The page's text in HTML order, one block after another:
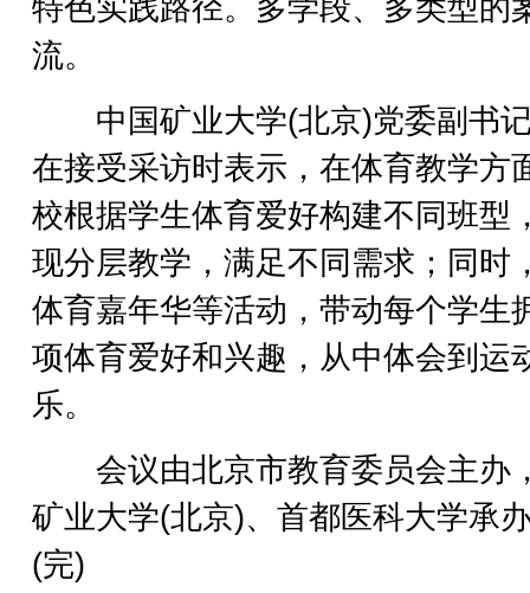
特色实践路径。多学段、多类型的
流。
中国矿业大学(北京)党委副书
在接受采访时表示，在体育教学方
校根据学生体育爱好构建不同班型
现分层教学，满足不同需求；同时
体育嘉年华等活动，带动每个学生
项体育爱好和兴趣，从中体会到运
乐。
会议由北京市教育委员会主办
矿业大学(北京)、首都医科大学承
(完)